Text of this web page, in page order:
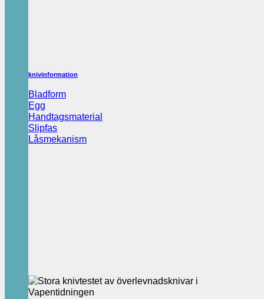
knivinformation
Bladform
Egg
Handtagsmaterial
Slipfas
Låsmekanism